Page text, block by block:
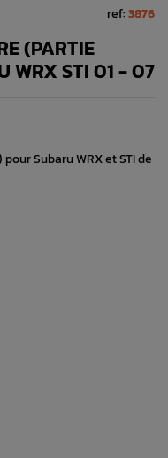
ref:3876
(PARTIE
WRX STI 01 - 07
Subaru WRX et STI de